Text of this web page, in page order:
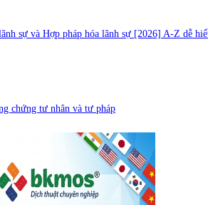
sự và Hợp pháp hóa lãnh sự [2026] A-Z dễ
chứng tư nhân và tư pháp